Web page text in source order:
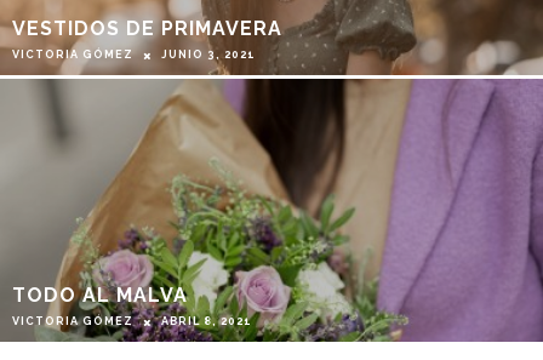
VESTIDOS DE PRIMAVERA
VICTORIA GÓMEZ JUNIO 3, 2021
TODO AL MALVA
VICTORIA GÓMEZ ABRIL 8, 2021